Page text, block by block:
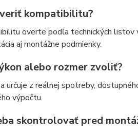
kompatibilitu?
overte podľa technických listov
aj montážne podmienky.
alebo rozmer zvoliť?
určuje z reálnej spotreby,
výpočtu.
skontrolovať pred